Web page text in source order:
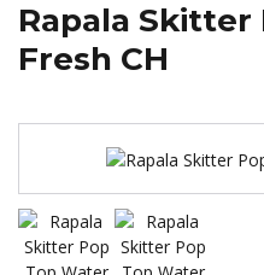
Rapala Skitter
Fresh CH